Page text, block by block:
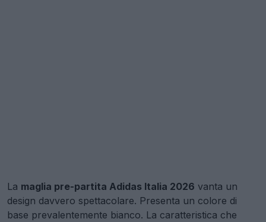
La maglia pre-partita Adidas Italia 2026 vanta un
design davvero spettacolare. Presenta un colore di
base prevalentemente bianco. La caratteristica che